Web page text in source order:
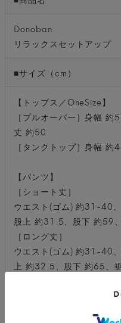
Donoban
リラックスセットアップ
■サイズ（cm）
【トップス／OneSize】
［プルオーバー］身幅
丈 約50
［タンクトップ］身幅
【パンツ】
［ショート丈］
ウエスト(ゴム) 約31-40
股上 約31.5、股下 約59
［ロング丈］
ウエスト(ゴム) 約31-40
上 約32.5、股下 約65、